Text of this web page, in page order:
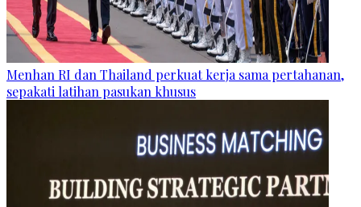
Menhan RI dan Thailand perkuat kerja sama pertahanan,
sepakati latihan pasukan khusus